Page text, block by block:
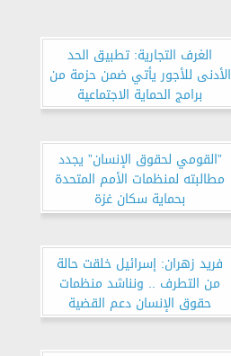
الغرف التجارية: تطبيق الحد
الأدنى للأجور يأتي ضمن حزمة من
برامج الحماية الاجتماعية
”القومي لحقوق الإنسان” يجدد
مطالبته لمنظمات الأمم المتحدة
بحماية سكان غزة
فريد زهران: إسرائيل خلقت حالة
من التطرف .. ونناشد منظمات
حقوق الإنسان دعم القضية
الفلسطينية